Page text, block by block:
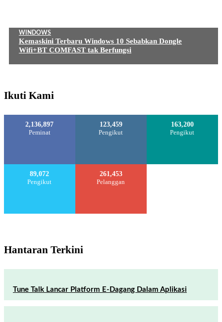
WINDOWS
Kemaskini Terbaru Windows 10 Sebabkan Dongle
Wifi+BT COMFAST tak Berfungsi
Ikuti Kami
2,136,897
Peminat
123,459
Pengikut
163,200
Pengikut
89,072
Pengikut
261,453
Pelanggan
Hantaran Terkini
Tune Talk Lancar Platform E-Dagang Dalam Aplikasi